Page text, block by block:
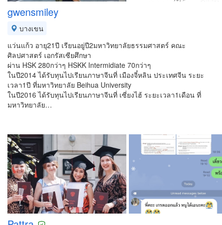
gwensmiley
บางเขน
แว่นแก้ว อายุ21ปี เรียนอยู่ปี2มหาวิทยาลัยธรรมศาสตร์ คณะ
ศิลปศาสตร์ เอกรัสเซียศึกษา
ผ่าน HSK 280กว่าๆ HSKK Intermidiate 70กว่าๆ
ในปี2014 ได้รับทุนไปเรียนภาษาจีนที่ เมืองจี๋หลิน ประเทศจีน ระยะ
เวลา1ปี ที่มหาวิทยาลัย Beihua University
ในปี2016 ได้รับทุนไปเรียนภาษาจีนที่ เซี่ยงไฮ้ ระยะเวลา1เดือน ที่
มหาวิทยาลัย…